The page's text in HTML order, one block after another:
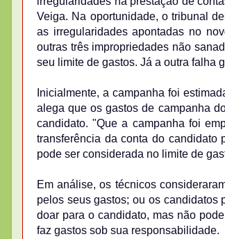
Veiga. Na oportunidade, o tribunal
as irregularidades apontadas no
outras três impropriedades não
seu limite de gastos. Já a outra falha
Inicialmente, a campanha foi
alega que os gastos de campanha
candidato. "Que a campanha foi
transferência da conta do
pode ser considerada no limite de
Em análise, os técnicos
pelos seus gastos; ou os candidatos
doar para o candidato, mas não
faz gastos sob sua responsabilidade.